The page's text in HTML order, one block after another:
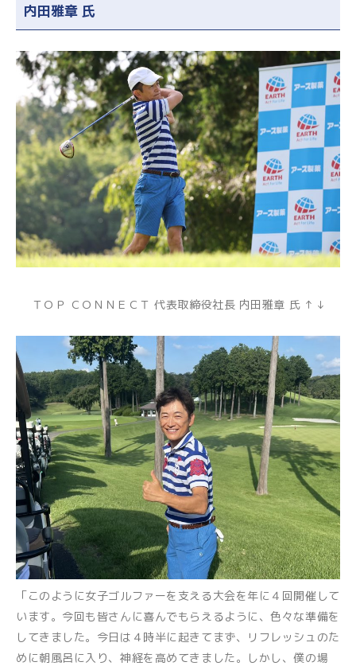
内田雅章 氏
ＴＯＰ ＣＯＮＮＥＣＴ 代表取締役社長 内田雅章 氏 ↑ ↓
「このように女子ゴルファーを支える大会を年に４回開催して
います。今回も皆さんに喜んでもらえるように、色々な準備を
してきました。今日は４時半に起きてまず、リフレッシュのた
めに朝風呂に入り、神経を高めてきました。しかし、僕の場